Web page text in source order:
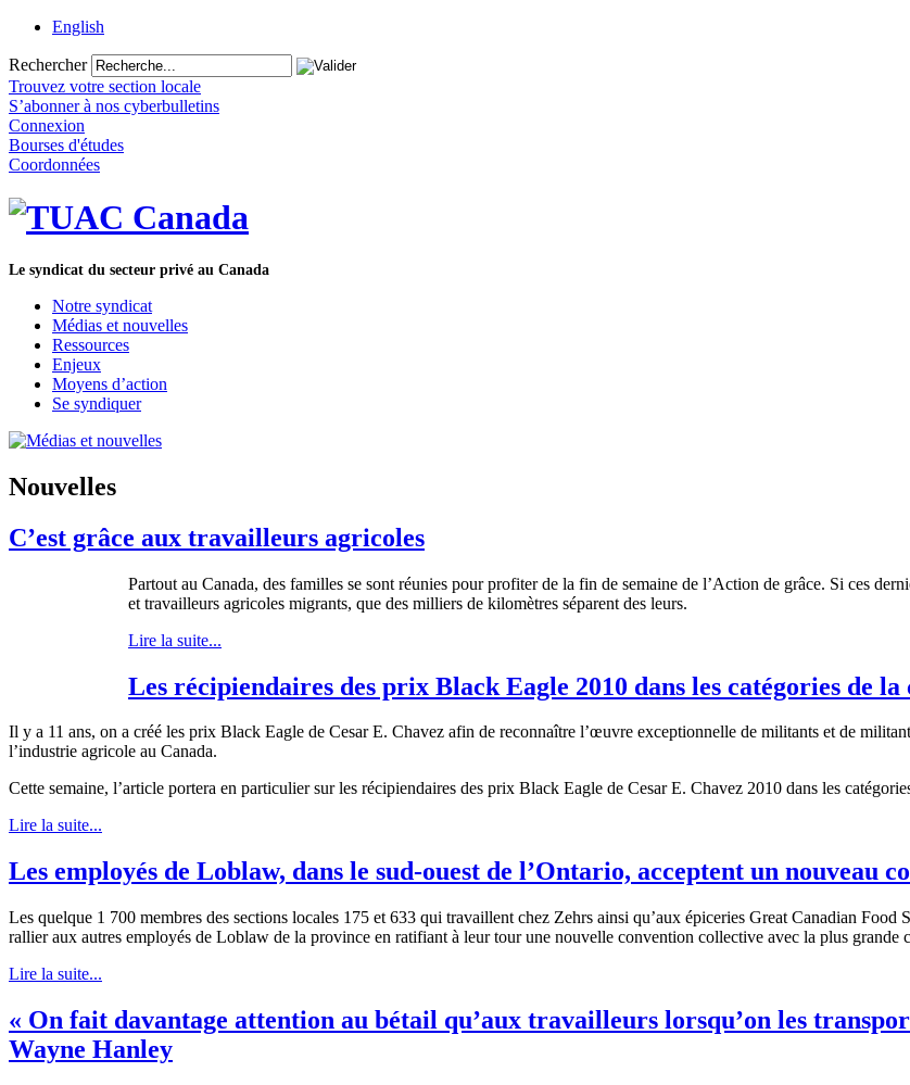
English
Rechercher
Trouvez votre section locale
S’abonner à nos cyberbulletins
Connexion
Bourses d'études
Coordonnées
Le syndicat du secteur privé au Canada
Notre syndicat
Médias et nouvelles
Ressources
Enjeux
Moyens d’action
Se syndiquer
Nouvelles
C’est grâce aux travailleurs agricoles
Partout au Canada, des familles se sont réunies pour profiter de la fin de semaine de l’Action de grâce. Si ces
et travailleurs agricoles migrants, que des milliers de kilomètres séparent des leurs.
Lire la suite...
Les récipiendaires des prix Black Eagle 2010 dans les catégories de
Il y a 11 ans, on a créé les prix Black Eagle de Cesar E. Chavez afin de reconnaître l’œuvre exceptionnelle de militants et de
l’industrie agricole au Canada.
Cette semaine, l’article portera en particulier sur les récipiendaires des prix Black Eagle de Cesar E. Chavez 2010 dans les
Lire la suite...
Les employés de Loblaw, dans le sud-ouest de l’Ontario, acceptent un nouveau
Les quelque 1 700 membres des sections locales 175 et 633 qui travaillent chez Zehrs ainsi qu’aux épiceries Great Canadian Food
rallier aux autres employés de Loblaw de la province en ratifiant à leur tour une nouvelle convention collective avec la plus grande
Lire la suite...
« On fait davantage attention au bétail qu’aux travailleurs lorsqu’on les
Wayne Hanley